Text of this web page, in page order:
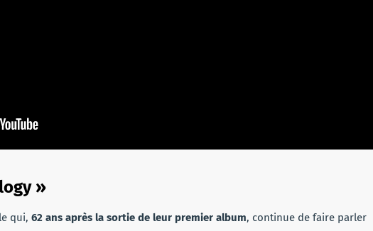
»
qui, 62 ans après la sortie de leur premier album, continue de faire parler